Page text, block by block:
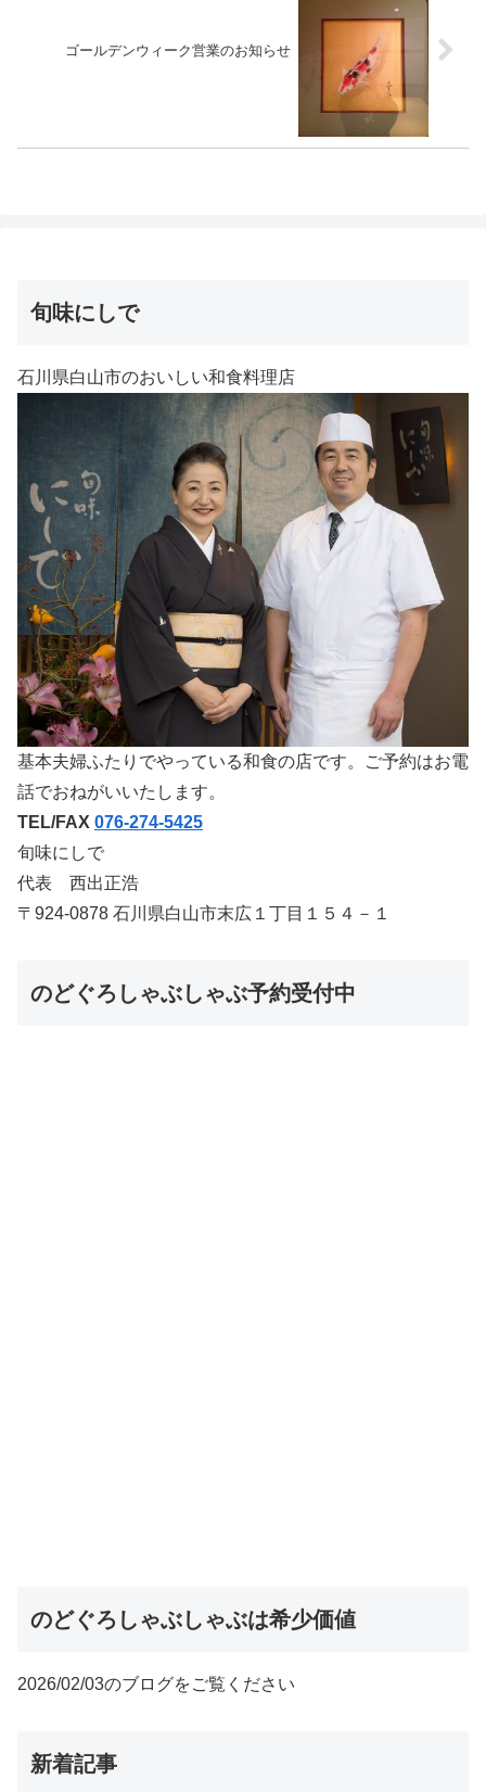
ゴールデンウィーク営業のお知らせ
旬味にしで
石川県白山市のおいしい和食料理店
基本夫婦ふたりでやっている和食の店です。ご予約はお電
話でおねがいいたします。
TEL/FAX 076-274-5425
旬味にしで
代表 西出正浩
〒924-0878 石川県白山市末広１丁目１５４－１
のどぐろしゃぶしゃぶ予約受付中
のどぐろしゃぶしゃぶは希少価値
2026/02/03のブログをご覧ください
新着記事